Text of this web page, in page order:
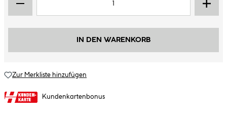
IN DEN WARENKORB
Zur Merkliste hinzufügen
Kundenkartenbonus